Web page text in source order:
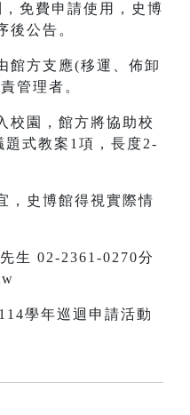
免費申請使用，史博
後公告。
館方支應(移運、佈卸
管理者。
校園，館方將協助校
式教案1項，長度2-
，史博館得視實際情
生 02-2361-0270分